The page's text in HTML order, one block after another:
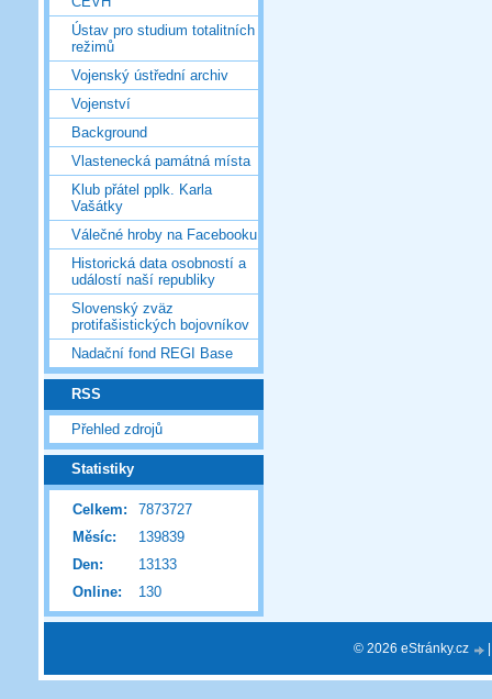
Ústav pro studium totalitních
režimů
Vojenský ústřední archiv
Vojenství
Background
Vlastenecká památná místa
Klub přátel pplk. Karla
Vašátky
Válečné hroby na Facebooku
Historická data osobností a
událostí naší republiky
Slovenský zväz
protifašistických bojovníkov
Nadační fond REGI Base
RSS
Přehled zdrojů
Statistiky
Online: 130
Celkem:
7873727
Měsíc:
139839
Den:
13133
© 2026 eStránky.cz